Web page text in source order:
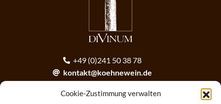
Cookie-Zustimmung verwalten
+49 (0)241 50 38 78
kontakt@koehnewein.de